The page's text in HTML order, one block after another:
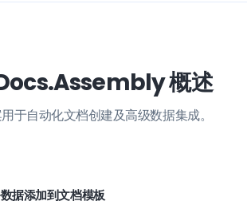
概述
于自动化文档创建及高级数据集成。
据添加到文档模板